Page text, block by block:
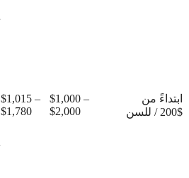
$1,015 –
$1,780
$1,000 –
$2,000
ابتداءً من
$200 / للسن